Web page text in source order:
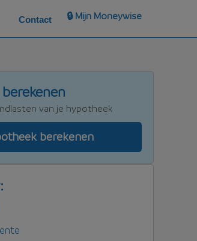
van je hypotheek
berekenen
Contact 🔒 Mijn Moneywise